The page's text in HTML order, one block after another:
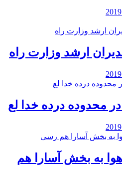
ارشد وزارت راه
محدوده درده خدا لع
هوا به بخش آسارا هم